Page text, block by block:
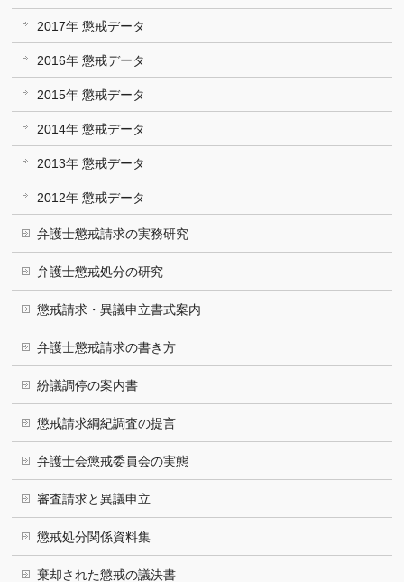
2017年 懲戒データ
2016年 懲戒データ
2015年 懲戒データ
2014年 懲戒データ
2013年 懲戒データ
2012年 懲戒データ
弁護士懲戒請求の実務研究
弁護士懲戒処分の研究
懲戒請求・異議申立書式案内
弁護士懲戒請求の書き方
紛議調停の案内書
懲戒請求綱紀調査の提言
弁護士会懲戒委員会の実態
審査請求と異議申立
懲戒処分関係資料集
棄却された懲戒の議決書